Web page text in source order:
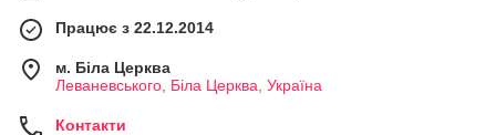
Працює з 22.12.2014
м. Біла Церква
Леваневського, Біла Церква, Україна
Контакти